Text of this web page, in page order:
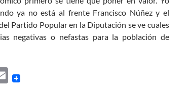
ya no está al frente Francisco Núñez y el
Partido Popular en la Diputación se ve cuales
negativas o nefastas para la población de
E